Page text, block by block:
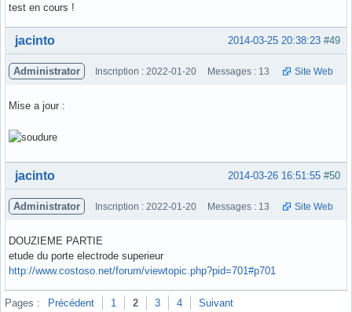
test en cours !
Hors ligne #49
2014-03-25 20:38:23
jacinto
Administrator Inscription : 2022-01-20 Messages : 13 Site Web
Mise a jour :
Hors ligne #50
2014-03-26 16:51:55
jacinto
Administrator Inscription : 2022-01-20 Messages : 13 Site Web
DOUZIEME PARTIE
etude du porte electrode superieur
http://www.costoso.net/forum/viewtopic.php?pid=701#p701
Hors ligne
Pages : Précédent 1 2 3 4 Suivant